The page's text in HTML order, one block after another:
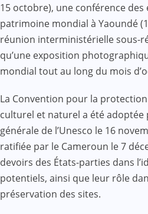
15 octobre), une conférence
patrimoine mondial à Yaoundé
réunion interministérielle sous-
qu’une exposition
mondial tout au long du mois
La Convention pour la
culturel et naturel a été adoptée
générale de l’Unesco le 16
ratifiée par le Cameroun le 7
devoirs des États-parties dans
potentiels, ainsi que leur rôle
préservation des sites.